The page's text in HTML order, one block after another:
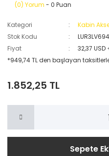
(0) Yorum - 0 Puan
Kategori
Kabin
Stok Kodu
Fiyat
32,37 USD
*949,74 TL den başlayan
1.852,25 TL
Sepete